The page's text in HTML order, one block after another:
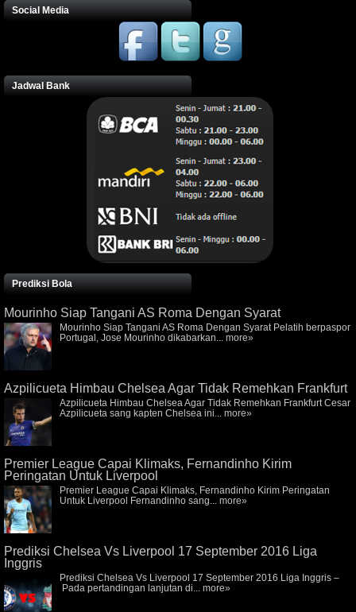
Social Media
Jadwal Bank
Prediksi Bola
Mourinho Siap Tangani AS Roma Dengan Syarat
Mourinho Siap Tangani AS Roma Dengan Syarat Pelatih berpaspor
Portugal, Jose Mourinho dikabarkan... more»
Azpilicueta Himbau Chelsea Agar Tidak Remehkan Frankfurt
Azpilicueta Himbau Chelsea Agar Tidak Remehkan Frankfurt Cesar
Azpilicueta sang kapten Chelsea ini... more»
Premier League Capai Klimaks, Fernandinho Kirim
Peringatan Untuk Liverpool
Premier League Capai Klimaks, Fernandinho Kirim Peringatan
Untuk Liverpool Fernandinho sang... more»
Prediksi Chelsea Vs Liverpool 17 September 2016 Liga
Inggris
Prediksi Chelsea Vs Liverpool 17 September 2016 Liga Inggris –
Pada pertandingan lanjutan di... more»